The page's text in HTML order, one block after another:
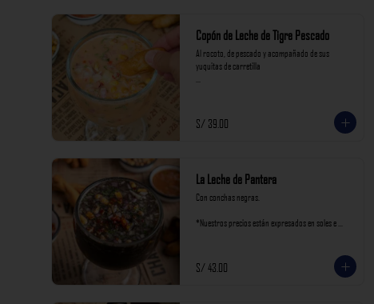
Copón de Leche de Tigre Pescado
Al rocoto, de pescado y acompañado de sus
yuquitas de carretilla
S/ 39.00
La Leche de Pantera
Con conchas negras.
*Nuestros precios están expresados en soles e
S/ 43.00